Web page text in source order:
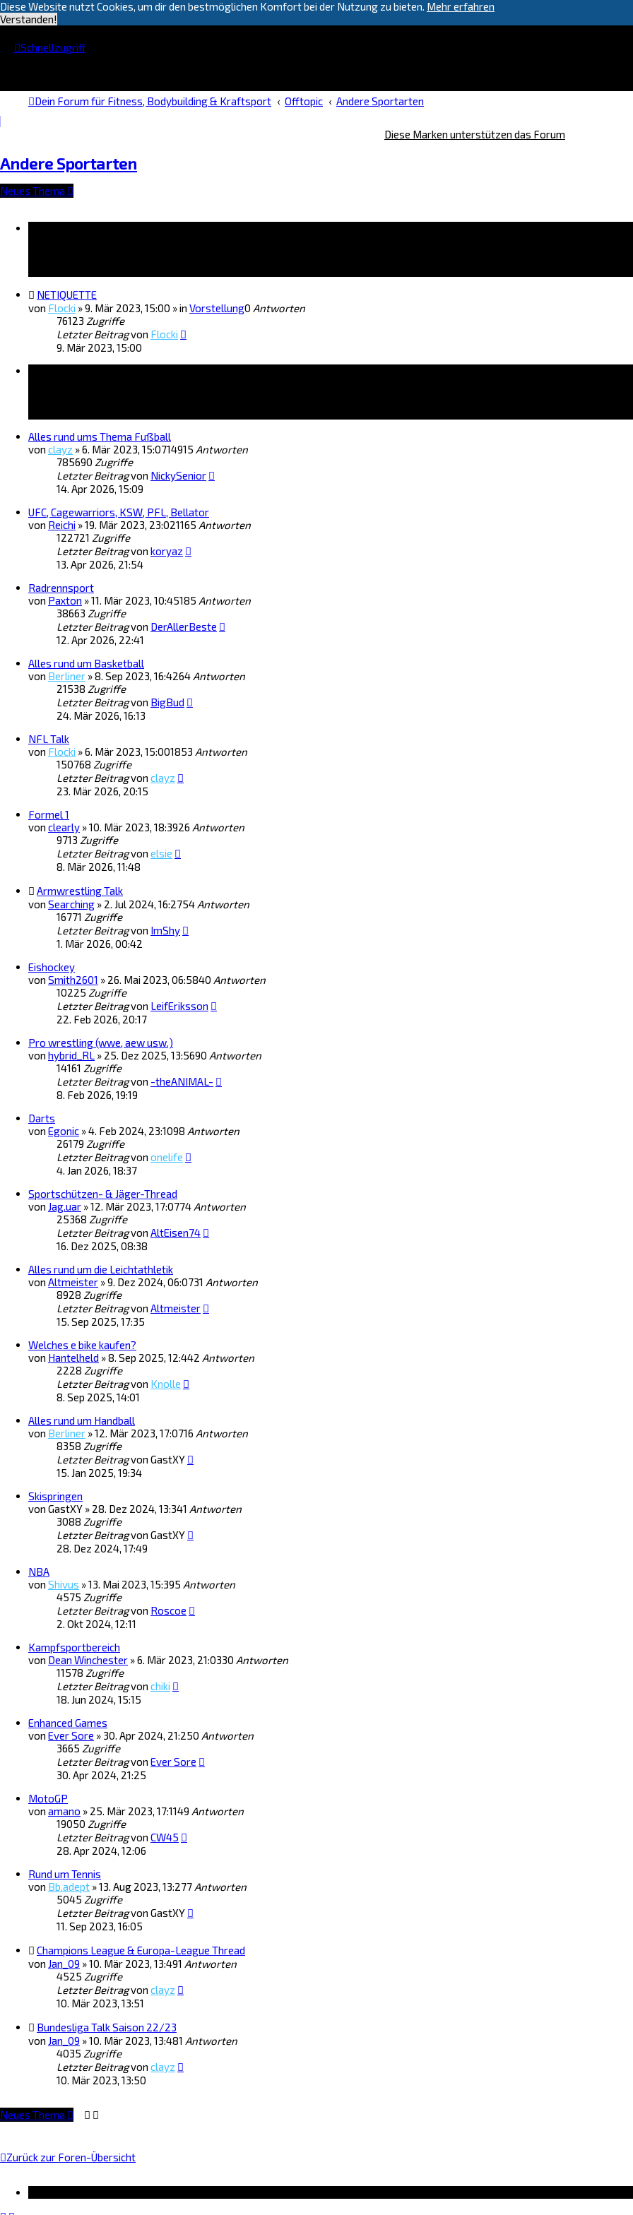
Diese Website nutzt Cookies, um dir den bestmöglichen Komfort bei der Nutzung zu bieten. Mehr erfahren
Verstanden!
Schnellzugriff
Dein Forum für Fitness, Bodybuilding & Kraftsport Offtopic Andere Sportarten
Diese Marken unterstützen das Forum
Andere Sportarten
Neues Thema
NETIQUETTE
von Flocki »9. Mär 2023, 15:00 » in Vorstellung0 Antworten
76123 Zugriffe
Letzter Beitragvon Flocki
9. Mär 2023, 15:00
Alles rund ums Thema Fußball
von clayz »6. Mär 2023, 15:0714915 Antworten
785690 Zugriffe
Letzter Beitragvon NickySenior
14. Apr 2026, 15:09
UFC, Cagewarriors, KSW, PFL, Bellator
von Reichi »19. Mär 2023, 23:021165 Antworten
122721 Zugriffe
Letzter Beitragvon koryaz
13. Apr 2026, 21:54
Radrennsport
von Paxton »11. Mär 2023, 10:45185 Antworten
38663 Zugriffe
Letzter Beitragvon DerAllerBeste
12. Apr 2026, 22:41
Alles rund um Basketball
von Berliner »8. Sep 2023, 16:4264 Antworten
21538 Zugriffe
Letzter Beitragvon BigBud
24. Mär 2026, 16:13
NFL Talk
von Flocki »6. Mär 2023, 15:001853 Antworten
150768 Zugriffe
Letzter Beitragvon clayz
23. Mär 2026, 20:15
Formel 1
von clearly »10. Mär 2023, 18:3926 Antworten
9713 Zugriffe
Letzter Beitragvon elsie
8. Mär 2026, 11:48
Armwrestling Talk
von Searching » 2. Jul 2024, 16:2754 Antworten
16771 Zugriffe
Letzter Beitragvon ImShy
1. Mär 2026, 00:42
Eishockey
von Smith2601 » 26. Mai 2023, 06:5840 Antworten
10225 Zugriffe
Letzter Beitragvon LeifEriksson
22. Feb 2026, 20:17
Pro wrestling (wwe, aew usw.)
von hybrid_RL » 25. Dez 2025, 13:5690 Antworten
14161 Zugriffe
Letzter Beitragvon -theANIMAL-
8. Feb 2026, 19:19
Darts
von Egonic »4. Feb 2024, 23:1098 Antworten
26179 Zugriffe
Letzter Beitragvon onelife
4. Jan 2026, 18:37
Sportschützen- & Jäger-Thread
von Jag.uar »12. Mär 2023, 17:0774 Antworten
25368 Zugriffe
Letzter Beitragvon AltEisen74
16. Dez 2025, 08:38
Alles rund um die Leichtathletik
von Altmeister »9. Dez 2024, 06:0731 Antworten
8928 Zugriffe
Letzter Beitragvon Altmeister
15. Sep 2025, 17:35
Welches e bike kaufen?
von Hantelheld »8. Sep 2025, 12:442 Antworten
2228 Zugriffe
Letzter Beitragvon Knolle
8. Sep 2025, 14:01
Alles rund um Handball
von Berliner »12. Mär 2023, 17:0716 Antworten
8358 Zugriffe
Letzter Beitragvon GastXY
15. Jan 2025, 19:34
Skispringen
von GastXY » 28. Dez 2024, 13:341 Antworten
3088 Zugriffe
Letzter Beitragvon GastXY
28. Dez 2024, 17:49
NBA
von Shivus »13. Mai 2023, 15:395 Antworten
4575 Zugriffe
Letzter Beitragvon Roscoe
2. Okt 2024, 12:11
Kampfsportbereich
von Dean Winchester »6. Mär 2023, 21:0330 Antworten
11578 Zugriffe
Letzter Beitragvon chiki
18. Jun 2024, 15:15
Enhanced Games
von Ever Sore » 30. Apr 2024, 21:250 Antworten
3665 Zugriffe
Letzter Beitragvon Ever Sore
30. Apr 2024, 21:25
MotoGP
von amano » 25. Mär 2023, 17:1149 Antworten
19050 Zugriffe
Letzter Beitragvon CW45
28. Apr 2024, 12:06
Rund um Tennis
von Bb.adept »13. Aug 2023, 13:277 Antworten
5045 Zugriffe
Letzter Beitragvon GastXY
11. Sep 2023, 16:05
Champions League & Europa-League Thread
von Jan_09 »10. Mär 2023, 13:491 Antworten
4525 Zugriffe
Letzter Beitragvon clayz
10. Mär 2023, 13:51
Bundesliga Talk Saison 22/23
von Jan_09 »10. Mär 2023, 13:481 Antworten
4035 Zugriffe
Letzter Beitragvon clayz
10. Mär 2023, 13:50
Neues Thema
Zurück zur Foren-Übersicht